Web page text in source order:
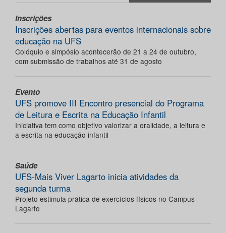
Inscrições
Inscrições abertas para eventos internacionais sobre
educação na UFS
Colóquio e simpósio acontecerão de 21 a 24 de outubro,
com submissão de trabalhos até 31 de agosto
Evento
UFS promove III Encontro presencial do Programa
de Leitura e Escrita na Educação Infantil
Iniciativa tem como objetivo valorizar a oralidade, a leitura e
a escrita na educação infantil
Saúde
UFS-Mais Viver Lagarto inicia atividades da
segunda turma
Projeto estimula prática de exercícios físicos no Campus
Lagarto